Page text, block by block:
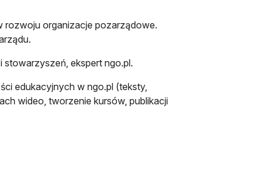
rozwoju organizacje pozarządowe.
ekspert ngo.pl.
edukacyjnych w ngo.pl (teksty,
wideo, tworzenie kursów, publikacji